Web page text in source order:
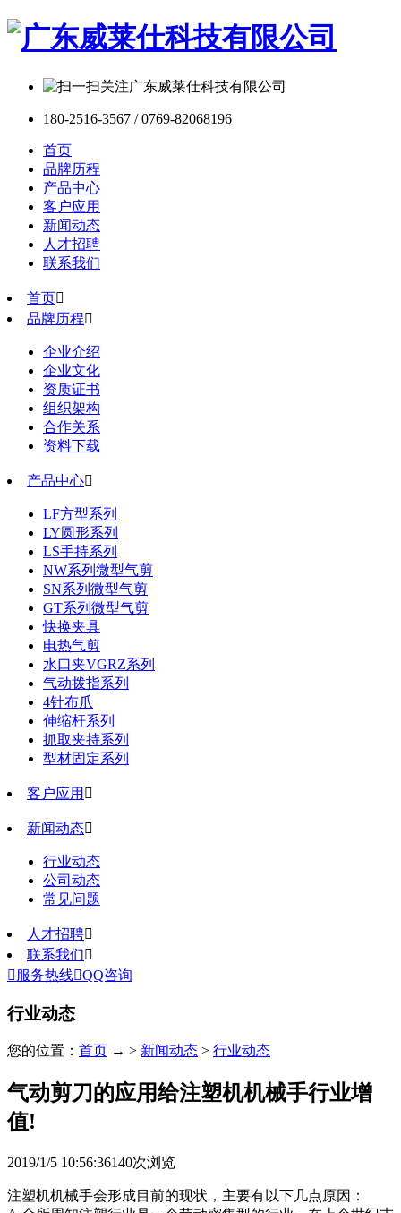
180-2516-3567 / 0769-82068196
首页
品牌历程
产品中心
客户应用
新闻动态
人才招聘
联系我们
首页
品牌历程
企业介绍
企业文化
资质证书
组织架构
合作关系
资料下载
产品中心
LF方型系列
LY圆形系列
LS手持系列
NW系列微型气剪
SN系列微型气剪
GT系列微型气剪
快换夹具
电热气剪
水口夹VGRZ系列
气动拨指系列
4针布爪
伸缩杆系列
抓取夹持系列
型材固定系列
客户应用 
新闻动态
行业动态
公司动态
常见问题
人才招聘
联系我们
 服务热线QQ咨询
行业动态
您的位置： 首页 → > 新闻动态 > 行业动态
气动剪刀的应用给注塑机机械手行业增
值!
2019/1/5 10:56:36140次浏览
注塑机机械手会形成目前的现状，主要有以下几点原因：